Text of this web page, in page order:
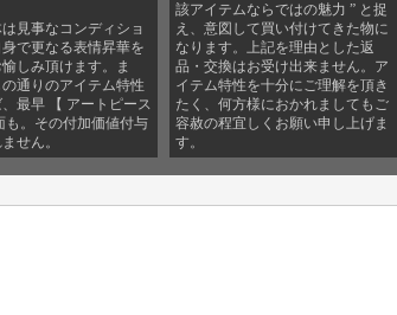
は見事なコンディショ
で更なる表情昇華を
しみ頂けます。ま
通りのアイテム特性
最早 【 アートピース
も。その付加価値付与
せん。
該アイテムならではの魅力 ” と捉
え、意図して買い付けてきた物に
なります。上記を理由とした返
品・交換はお受け出来ません。ア
イテム特性を十分にご理解を頂き
たく、何方様におかれましてもご
容赦の程宜しくお願い申し上げま
す。